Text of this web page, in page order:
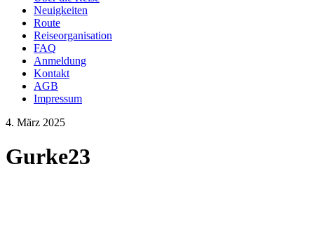
Neuigkeiten
Route
Reiseorganisation
FAQ
Anmeldung
Kontakt
AGB
Impressum
4. März 2025
Gurke23